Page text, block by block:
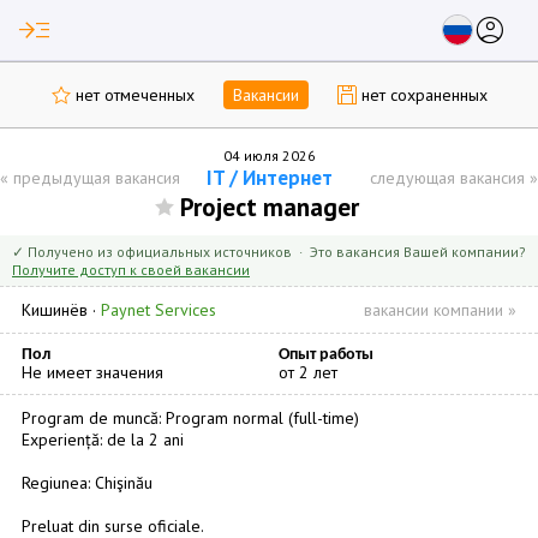
read_more account_circle
нет отмеченных Вакансии нет сохраненных
04 июля 2026
« предыдущая вакансия IT / Интернет следующая вакансия »
Project manager
✓ Получено из официальных источников · Это вакансия Вашей компании?
Получите доступ к своей вакансии
Кишинёв · Paynet Services вакансии компании »
Пол Опыт работы
Не имеет значения от 2 лет
Program de muncă: Program normal (full-time)
Experiență: de la 2 ani
Regiunea: Chişinău
Preluat din surse oficiale.